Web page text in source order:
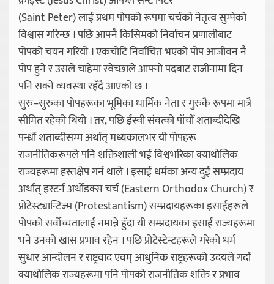
(Saint Peter) लाई प्रथम पोपको रूपमा चर्चको नेतृत्व सुम्पेको
विश्वास गरिन्छ । पछि आफ्नै किसिमको निर्वाचन प्रणालीबाट
पोपको चयन गरियो । एकचोटि निर्वाचित भएको पोप आजीवन नै
पोप हुने र उसले चाहेमा स्वेच्छाले आफ्नो पदबाट राजीनामा दिन
पनि सक्ने व्यवस्था रहँदै आएको छ ।
सुरु–सुरुका पोपहरूका भूमिका धार्मिक नेता र गुरुकै रूपमा मात्रै
सीमित रहेको थियो । तर, पछि ईस्वी संवत्को पाँचौँ शताब्दीदेखि
पन्ध्रौँ शताब्दीसम्म अर्थात् मध्यकालभर यी पोपहरू
राजनीतिकरूपले पनि शक्तिशाली भई विश्वभरिका क्याथोलिक
राज्यहरूमा हस्तक्षेप गर्न थाले । इसाई धर्मका अन्य दुई सम्प्रदाय
अर्थात् इस्टर्न अर्थाेडक्स चर्च (Eastern Orthodox Church) र
प्रोटेस्ट्यान्टिज्म (Protestantism) सम्प्रदायहरूका इसाईहरूले
पोपको सर्वाेच्चतालाई नमान्ने हुँदा यी सम्प्रदायका इसाई राज्यहरूमा
भने उनको खास प्रभाव रहेन । पछि प्रोटेस्टेन्टहरूले गरेको धर्म
सुधार आन्दोलन र राष्ट्रवाद एवम् आधुनिक राष्ट्रहरूको उदयले गर्दा
क्याथोलिक राज्यहरूमा पनि पोपको राजनीतिक शक्ति र प्रभाव